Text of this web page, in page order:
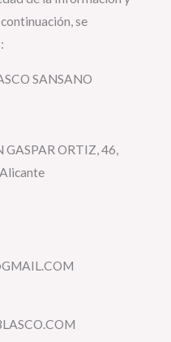
se
SANSANO
ORTIZ, 46,